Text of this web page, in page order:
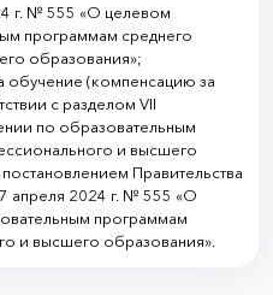
г. № 555 «О целевом
программам среднего
образования»;
обучение (компенсацию за
с разделом VII
по образовательным
и высшего
Правительства
апреля 2024 г. № 555 «О
программам
и высшего образования».